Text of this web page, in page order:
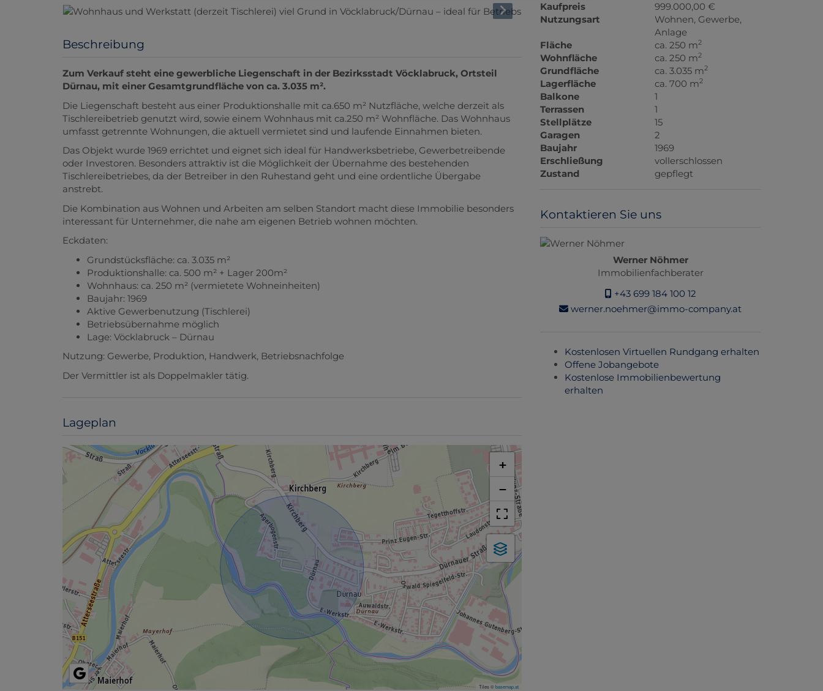
Beschreibung
Zum Verkauf steht eine gewerbliche Liegenschaft in der Bezirksstadt Vöcklabruck, Ortsteil
Dürnau, mit einer Gesamtgrundfläche von ca. 3.035 m².
Die Liegenschaft besteht aus einer Produktionshalle mit ca.650 m² Nutzfläche, welche derzeit als
Tischlereibetrieb genutzt wird, sowie einem Wohnhaus mit ca.250 m² Wohnfläche. Das Wohnhaus
umfasst getrennte Wohnungen, die aktuell vermietet sind und laufende Einnahmen bieten.
Das Objekt wurde 1969 errichtet und eignet sich ideal für Handwerksbetriebe, Gewerbetreibende
oder Investoren. Besonders attraktiv ist die Möglichkeit der Übernahme des bestehenden
Tischlereibetriebes, da der Betreiber in den Ruhestand geht und eine ordentliche Übergabe
anstrebt.
Die Kombination aus Wohnen und Arbeiten am selben Standort macht diese Immobilie besonders
interessant für Unternehmer, die nahe am eigenen Betrieb wohnen möchten.
Eckdaten:
Grundstücksfläche: ca. 3.035 m²
Produktionshalle: ca. 500 m² + Lager 200m²
Wohnhaus: ca. 250 m² (vermietete Wohneinheiten)
Baujahr: 1969
Aktive Gewerbenutzung (Tischlerei)
Betriebsübernahme möglich
Lage: Vöcklabruck – Dürnau
Nutzung: Gewerbe, Produktion, Handwerk, Betriebsnachfolge
Der Vermittler ist als Doppelmakler tätig.
Lageplan
+
−
Tiles ©basemap.at
Kaufpreis
999.000,00 €
Nutzungsart
Wohnen Gewerbe
Anlage
Fläche
ca. 250 m2
Wohnfläche ca. 250 m2
Grundfläche ca. 3.035 m2
Lagerfläche ca. 700 m2
Balkone
1
Terrassen
1
Stellplätze
15
Garagen
2
Baujahr
1969
Erschließung
vollerschlossen
Zustand
gepflegt
Kontaktieren Sie uns
Werner Nöhmer
Immobilienfachberater
+43 699 184 100 12
werner.noehmer@immo-company.at
Kostenlosen Virtuellen Rundgang erhalten
Offene Jobangebote
Kostenlose Immobilienbewertung
erhalten